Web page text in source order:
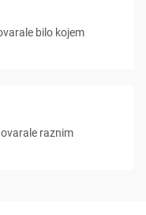
bilo kojem
raznim